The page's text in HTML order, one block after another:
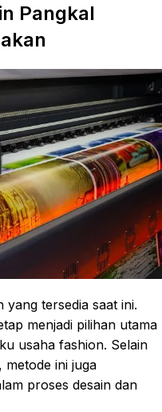
Pangkal
tersedia saat ini.
menjadi pilihan utama
usaha fashion. Selain
metode ini juga
proses desain dan